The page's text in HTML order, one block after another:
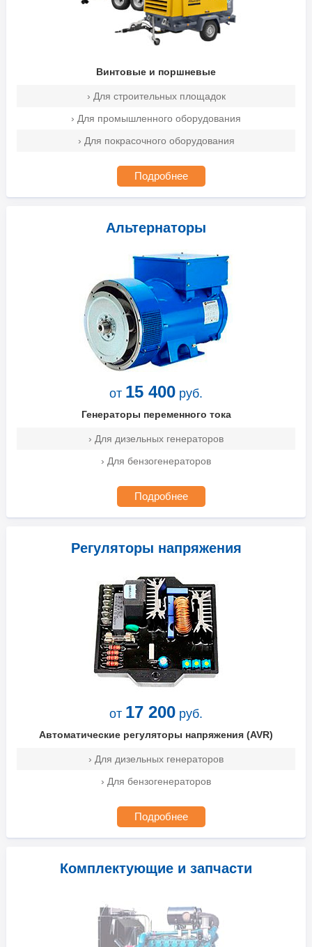
Винтовые и поршневые
› Для строительных площадок
› Для промышленного оборудования
› Для покрасочного оборудования
Подробнее
Альтернаторы
от 15 400 руб.
Генераторы переменного тока
› Для дизельных генераторов
› Для бензогенераторов
Подробнее
Регуляторы напряжения
от 17 200 руб.
Автоматические регуляторы напряжения (AVR)
› Для дизельных генераторов
› Для бензогенераторов
Подробнее
Комплектующие и запчасти